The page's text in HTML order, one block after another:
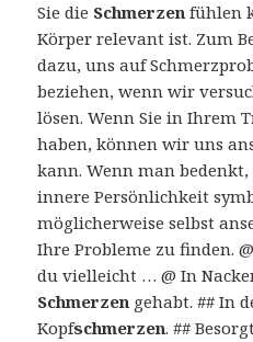
Sie die Schmerzen fühlen
Körper relevant ist. Zum
dazu, uns auf
beziehen, wenn wir
lösen. Wenn Sie in Ihrem
haben, können wir uns
kann. Wenn man bedenkt,
innere Persönlichkeit
möglicherweise selbst
Ihre Probleme zu finden.
du vielleicht … @ In
Schmerzen gehabt. ## In
Kopfschmerzen. ##